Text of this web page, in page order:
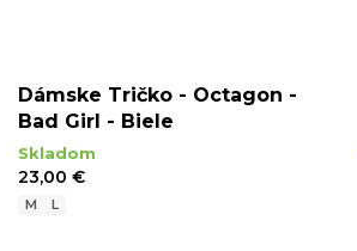
Dámske Tričko - Octagon -
Bad Girl - Biele
Skladom
23,00 €
M L